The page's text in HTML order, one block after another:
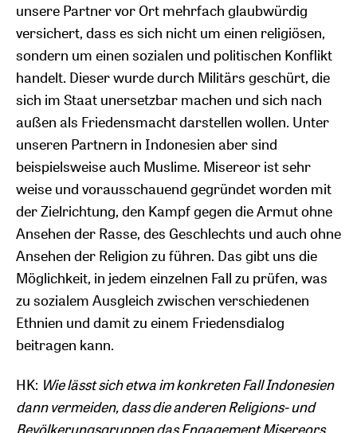
unsere Partner vor Ort mehrfach glaubwürdig
versichert, dass es sich nicht um einen religiösen,
sondern um einen sozialen und politischen Konflikt
handelt. Dieser wurde durch Militärs geschürt, die
sich im Staat unersetzbar machen und sich nach
außen als Friedensmacht darstellen wollen. Unter
unseren Partnern in Indonesien aber sind
beispielsweise auch Muslime. Misereor ist sehr
weise und vorausschauend gegründet worden mit
der Zielrichtung, den Kampf gegen die Armut ohne
Ansehen der Rasse, des Geschlechts und auch ohne
Ansehen der Religion zu führen. Das gibt uns die
Möglichkeit, in jedem einzelnen Fall zu prüfen, was
zu sozialem Ausgleich zwischen verschiedenen
Ethnien und damit zu einem Friedensdialog
beitragen kann.
HK: Wie lässt sich etwa im konkreten Fall Indonesien
dann vermeiden, dass die anderen Religions- und
Bevölkerungsgruppen das Engagement Misereors